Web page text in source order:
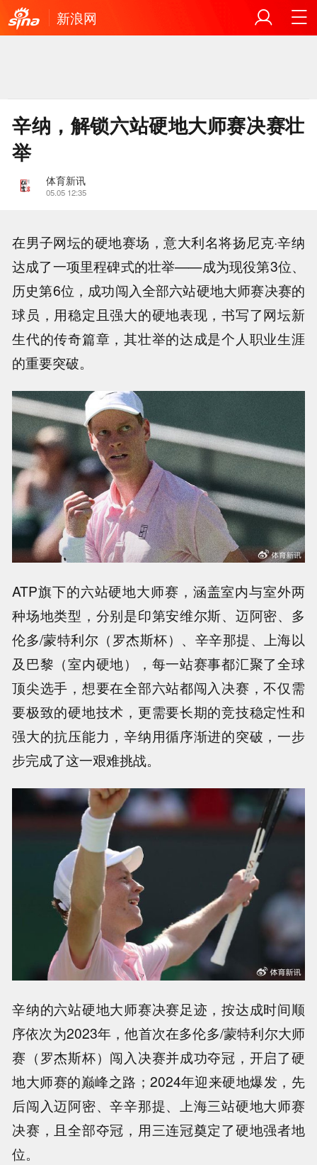
新浪网
辛纳，解锁六站硬地大师赛决赛壮
举
体育新讯
05.05 12:35
在男子网坛的硬地赛场，意大利名将扬尼克·辛纳
达成了一项里程碑式的壮举——成为现役第3位、
历史第6位，成功闯入全部六站硬地大师赛决赛的
球员，用稳定且强大的硬地表现，书写了网坛新
生代的传奇篇章，其壮举的达成是个人职业生涯
的重要突破。
ATP旗下的六站硬地大师赛，涵盖室内与室外两
种场地类型，分别是印第安维尔斯、迈阿密、多
伦多/蒙特利尔（罗杰斯杯）、辛辛那提、上海以
及巴黎（室内硬地），每一站赛事都汇聚了全球
顶尖选手，想要在全部六站都闯入决赛，不仅需
要极致的硬地技术，更需要长期的竞技稳定性和
强大的抗压能力，辛纳用循序渐进的突破，一步
步完成了这一艰难挑战。
辛纳的六站硬地大师赛决赛足迹，按达成时间顺
序依次为2023年，他首次在多伦多/蒙特利尔大师
赛（罗杰斯杯）闯入决赛并成功夺冠，开启了硬
地大师赛的巅峰之路；2024年迎来硬地爆发，先
后闯入迈阿密、辛辛那提、上海三站硬地大师赛
决赛，且全部夺冠，用三连冠奠定了硬地强者地
位。